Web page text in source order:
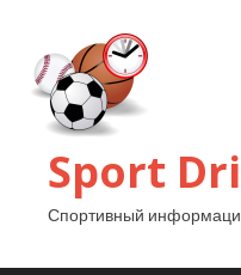
Sport
Спортивный